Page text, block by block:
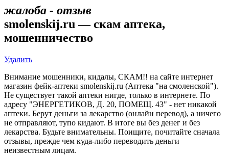
жалоба - отзыв
smolenskij.ru — скам аптека,
мошенничество
Удалить
Внимание мошенники, кидалы, СКАМ!! на сайте интернет
магазин фейк-аптеки smolenskij.ru (Аптека "на смоленской").
Не существует такой аптеки нигде, только в интернете. По
адресу "ЭНЕРГЕТИКОВ, Д. 20, ПОМЕЩ. 43" - нет никакой
аптеки. Берут деньги за лекарство (онлайн перевод), а ничего
не отправляют, тупо кидают. В итоге вы без денег и без
лекарства. Будьте внимательны. Поищите, почитайте сначала
отзывы, прежде чем куда-либо переводить деньги
неизвестным лицам.